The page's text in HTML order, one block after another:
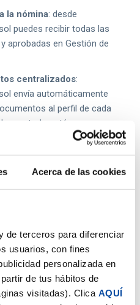
Acerca de las cookies
de terceros para diferenciar
usuarios, con fines
personalizada en
de tus hábitos de
visitadas). Clica AQUÍ
la nómina: desde
puedes recibir todas las
aprobadas en Gestión de
centralizados:
envía automáticamente
al perfil de cada
que todo esté en un
en cualquier momento.
: la conexión nativa
completo sobre la
de los datos en todo
momento, pero
toda la gestión ocurre
confiable.